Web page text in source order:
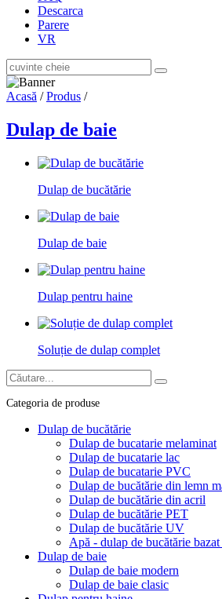
Descarca
Parere
VR
Acasă /Produs /
Dulap de baie
Dulap de bucătărie
Dulap de baie
Dulap pentru haine
Soluție de dulap complet
Categoria de produse
Dulap de bucătărie
Dulap de bucatarie melaminat
Dulap de bucatarie lac
Dulap de bucatarie PVC
Dulap de bucătărie din lemn
Dulap de bucătărie din acril
Dulap de bucătărie PET
Dulap de bucătărie UV
Apă - dulap de bucătărie bazat
Dulap de baie
Dulap de baie modern
Dulap de baie clasic